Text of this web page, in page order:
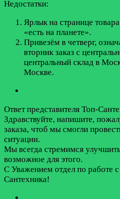
Недостатки:
Ярлык на странице
«есть на планете».
Привезём в четверг,
вторник заказ с
центральный склад в
Москве.
Ответ представителя Топ-
Здравствуйте, напишите,
заказа, чтоб мы смогли
ситуации.
Мы всегда стремимся
возможное для этого.
С Уважением отдел по работе
Сантехника!